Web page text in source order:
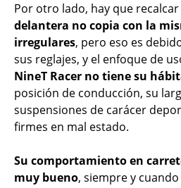
Por otro lado, hay que
delantera no copia con la
irregulares, pero eso es
sus reglajes, y el enfoque de
NineT Racer no tiene su
posición de conducción, su
suspensiones de carácer
firmes en mal estado.
Su comportamiento en
muy bueno, siempre y